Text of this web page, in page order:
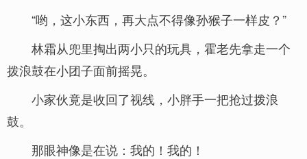
“哟，这小东西，再大点不得像孙猴子一样皮？”
林霜从兜里掏出两小只的玩具，霍老先拿走一个
拨浪鼓在小团子面前摇晃。
小家伙竟是收回了视线，小胖手一把抢过拨浪
鼓。
那眼神像是在说：我的！我的！